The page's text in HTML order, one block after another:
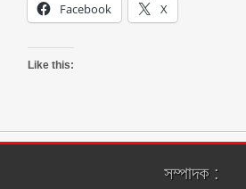
Facebook X
Like this:
সম্পাদক :